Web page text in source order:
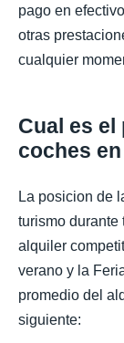
pago en
otras
cualquier
Cual es el
coches
La posicion de
turismo durante
alquiler
verano y la
promedio del
siguiente: